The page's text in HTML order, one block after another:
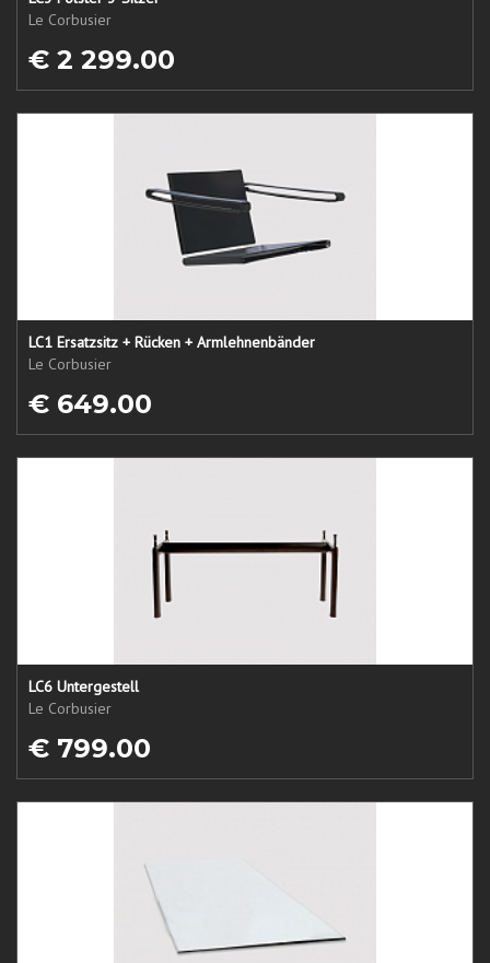
Le Corbusier
€ 2 299.00
LC1 Ersatzsitz + Rücken + Armlehnenbänder
Le Corbusier
€ 649.00
LC6 Untergestell
Le Corbusier
€ 799.00